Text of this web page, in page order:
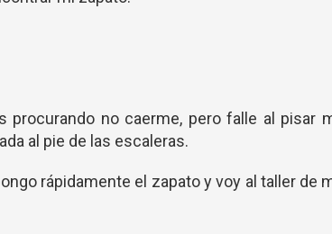
procurando no caerme, pero falle al pisar
al pie de las escaleras.
rápidamente el zapato y voy al taller de